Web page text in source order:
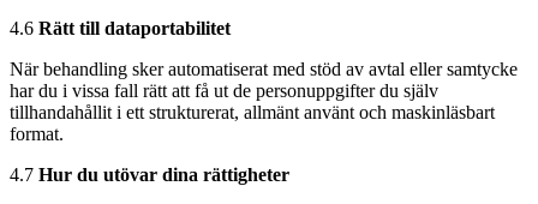
4.6 Rätt till dataportabilitet
När behandling sker automatiserat med stöd av avtal eller samtycke
har du i vissa fall rätt att få ut de personuppgifter du själv
tillhandahållit i ett strukturerat, allmänt använt och maskinläsbart
format.
4.7 Hur du utövar dina rättigheter